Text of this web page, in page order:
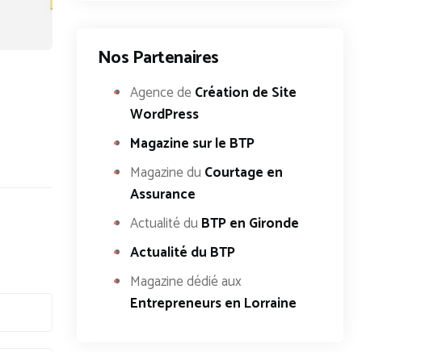
Nos Partenaires
Agence deCréation de Site
WordPress
Magazine sur le BTP
Magazine du Courtage en
Assurance
Actualité du BTP en Gironde
Actualité du BTP
Magazine dédié aux
Entrepreneurs en Lorraine